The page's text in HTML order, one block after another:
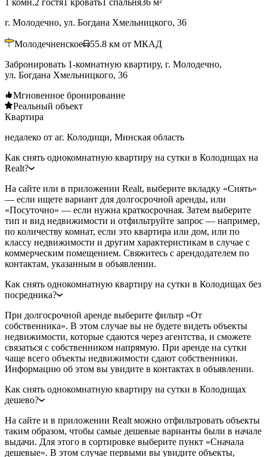
1 комн.2 гостя 1 кровать 1 спальня36 м²
г. Молодечно, ул. Богдана Хмельницкого, 36
Молодечненское 55.8 км от МКАД
Забронировать 1-комнатную квартиру, г. Молодечно,
ул. Богдана Хмельницкого, 36
Мгновенное бронирование
Реальный объект
Квартира
недалеко от аг. Колодищи, Минская область
Как снять однокомнатную квартиру на сутки в Колодищах на
Realt?
На сайте или в приложении Realt, выберите вкладку «Снять»
— если ищете вариант для долгосрочной аренды, или
«Посуточно» — если нужна краткосрочная. Затем выберите
тип и вид недвижимости и отфильтруйте запрос — например,
по количеству комнат, если это квартира или дом, или по
классу недвижимости и другим характеристикам в случае с
коммерческим помещением. Свяжитесь с арендодателем по
контактам, указанным в объявлении.
Как снять однокомнатную квартиру на сутки в Колодищах без
посредника?
При долгосрочной аренде выберите фильтр «От
собственника». В этом случае вы не будете видеть объекты
недвижимости, которые сдаются через агентства, и сможете
связаться с собственником напрямую. При аренде на сутки
чаще всего объекты недвижимости сдают собственники.
Информацию об этом вы увидите в контактах в объявлении.
Как снять однокомнатную квартиру на сутки в Колодищах
дешево?
На сайте и в приложении Realt можно отфильтровать объекты
таким образом, чтобы самые дешевые варианты были в начале
выдачи. Для этого в сортировке выберите пункт «Сначала
дешевые». В этом случае первыми вы увидите объекты,